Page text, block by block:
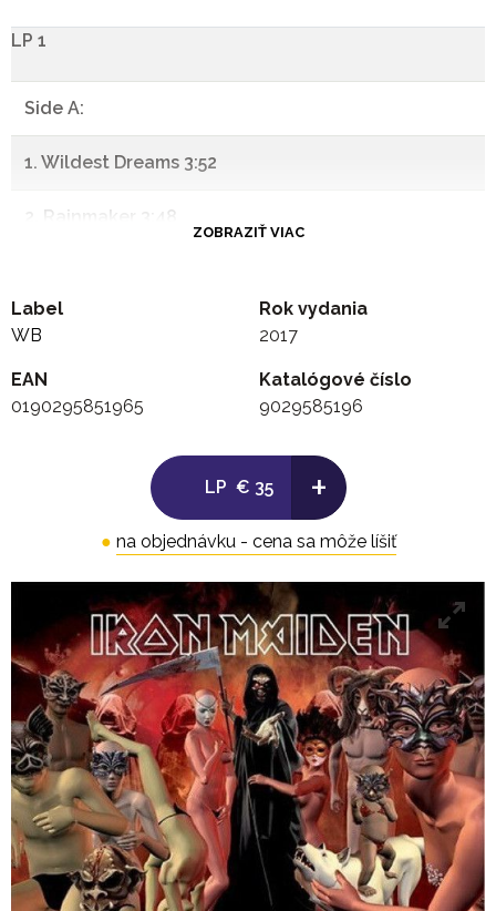
LP 1
Side A:
1. Wildest Dreams 3:52
2. Rainmaker 3:48
-
Side B:
2. Dance Of Death 8:36
3. Gates Of Tomorrow 5:12
LP 2
Side C:
1. New Frontier 5:04
2. Paschendale 8:27
3. Face In The Sand 6:31
ZOBRAZIŤ VIAC
Label
WB
Rok vydania
2017
EAN
0190295851965
Katalógové číslo
9029585196
LP € 35 +
● na objednávku - cena sa môže líšiť